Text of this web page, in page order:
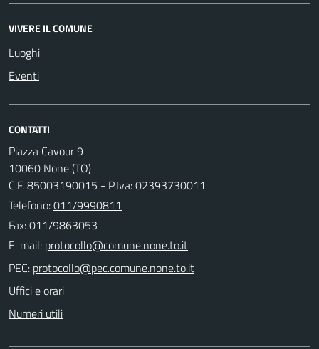
VIVERE IL COMUNE
Luoghi
Eventi
CONTATTI
Piazza Cavour 9
10060 None (TO)
C.F. 85003190015 - P.Iva: 02393730011
Telefono:011/9990811
Fax: 011/9863053
E-mail:
PEC:
Uffici e orari
Numeri utili